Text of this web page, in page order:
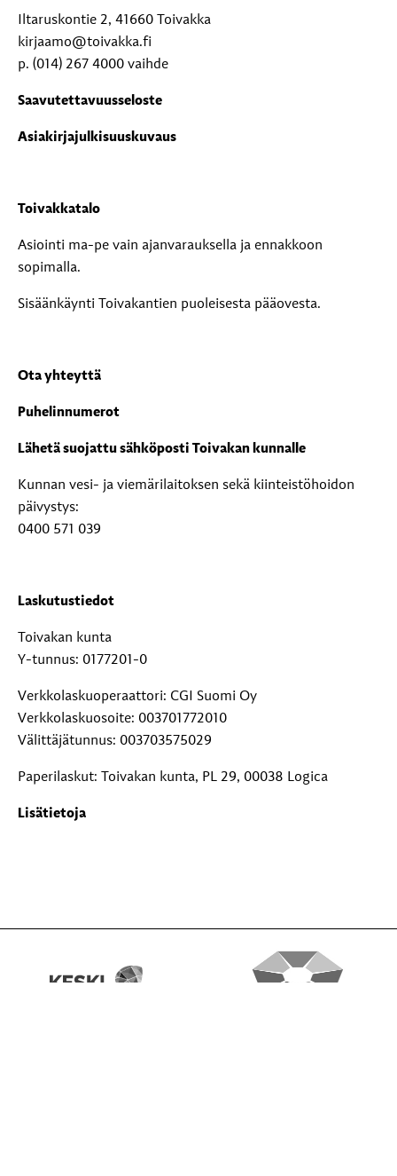
Iltaruskontie 2, 41660 Toivakka
kirjaamo@toivakka.fi
p. (014) 267 4000 vaihde
Saavutettavuusseloste
Asiakirjajulkisuuskuvaus
Toivakkatalo
Asiointi ma-pe vain ajanvarauksella ja ennakkoon
sopimalla.
Sisäänkäynti Toivakantien puoleisesta pääovesta.
Ota yhteyttä
Puhelinnumerot
Lähetä suojattu sähköposti Toivakan kunnalle
Kunnan vesi- ja viemärilaitoksen sekä kiinteistöhoidon
päivystys:
0400 571 039
Laskutustiedot
Toivakan kunta
Y-tunnus: 0177201-0
Verkkolaskuoperaattori: CGI Suomi Oy
Verkkolaskuosoite: 003701772010
Välittäjätunnus: 003703575029
Paperilaskut: Toivakan kunta, PL 29, 00038 Logica
Lisätietoja